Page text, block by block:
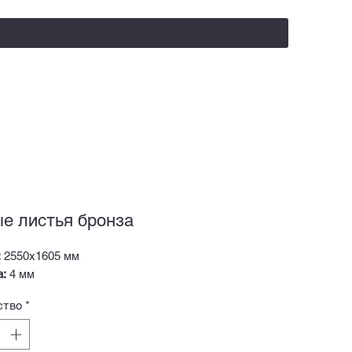
листья бронза
2550х1605 мм
4 мм
*